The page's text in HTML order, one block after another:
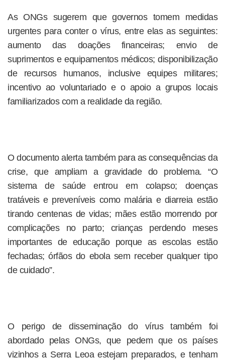
As ONGs sugerem que governos tomem medidas
urgentes para conter o vírus, entre elas as seguintes:
aumento das doações financeiras; envio de
suprimentos e equipamentos médicos; disponibilização
de recursos humanos, inclusive equipes militares;
incentivo ao voluntariado e o apoio a grupos locais
familiarizados com a realidade da região.
O documento alerta também para as consequências da
crise, que ampliam a gravidade do problema. “O
sistema de saúde entrou em colapso; doenças
tratáveis e preveníveis como malária e diarreia estão
tirando centenas de vidas; mães estão morrendo por
complicações no parto; crianças perdendo meses
importantes de educação porque as escolas estão
fechadas; órfãos do ebola sem receber qualquer tipo
de cuidado”.
O perigo de disseminação do vírus também foi
abordado pelas ONGs, que pedem que os países
vizinhos a Serra Leoa estejam preparados, e tenham